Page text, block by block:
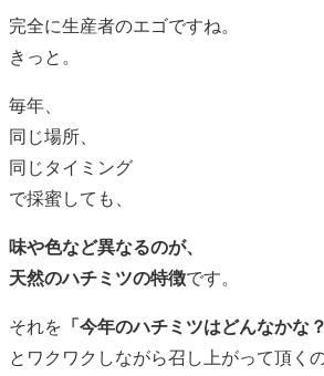
完全に生産者のエゴですね。
きっと。
毎年、
同じ場所、
同じタイミング
で採蜜しても、
味や色など異なるのが、
天然のハチミツの特徴です。
それを 「今年のハチミツはどんなかな？
とワクワクしながら召し上がって頂く